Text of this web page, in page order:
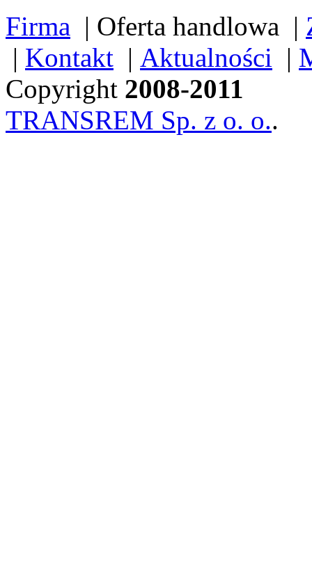
Firma | Oferta handlowa |
| Kontakt | Aktualności |
Copyright 2008-2011
TRANSREM Sp. z o. o..